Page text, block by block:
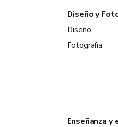
Diseño y
Diseño
Fotografía
Enseñanza